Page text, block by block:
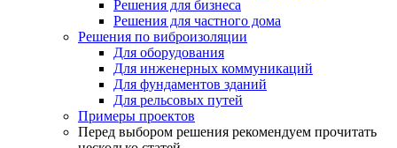
Решения для бизнеса
Решения для частного дома
Решения по виброизоляции
Для оборудования
Для инженерных коммуникаций
Для фундаментов зданий
Для рельсовых путей
Примеры проектов
Перед выбором решения рекомендуем прочитать